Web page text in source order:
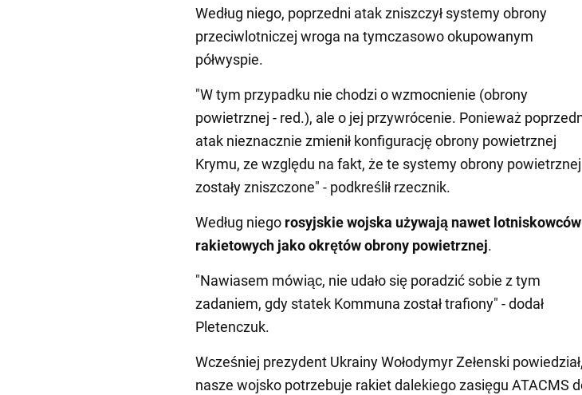
Według niego, poprzedni atak zniszczył systemy obrony
przeciwlotniczej wroga na tymczasowo okupowanym
półwyspie.
"W tym przypadku nie chodzi o wzmocnienie (obrony
powietrznej - red.), ale o jej przywrócenie. Ponieważ
atak nieznacznie zmienił konfigurację obrony powietrznej
Krymu, ze względu na fakt, że te systemy obrony powietrznej
zostały zniszczone" - podkreślił rzecznik.
Według niego rosyjskie wojska używają nawet lotniskowców
rakietowych jako okrętów obrony powietrznej.
"Nawiasem mówiąc, nie udało się poradzić sobie z tym
zadaniem, gdy statek Kommuna został trafiony" - dodał
Pletenczuk.
Wcześniej prezydent Ukrainy Wołodymyr Zełenski
nasze wojsko potrzebuje rakiet dalekiego zasięgu ATACMS